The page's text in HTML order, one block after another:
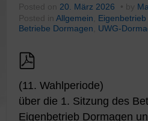
20. März 2026
Allgemein
Betriebe Dormagen
UWG-
(11. Wahlperiode)
über die 1. Sitzung des
Eigenbetrieb Dormagen